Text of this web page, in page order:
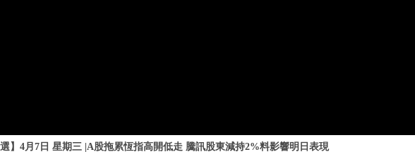
】4月7日 星期三 |A股拖累恆指高開低走 騰訊股東減持2%料影響明日表現